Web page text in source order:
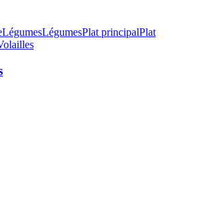
LégumesLégumesPlat principalPlat